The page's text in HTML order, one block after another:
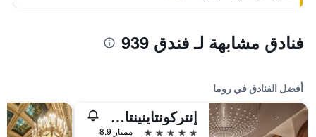
فنادق مشابهة لـ فندق 939
أفضل الفنادق في روما
إنتركونتاينينتال روم أمباسشياتوري بالاس باي آيتش جي
5 نجوم ممتاز 8.9